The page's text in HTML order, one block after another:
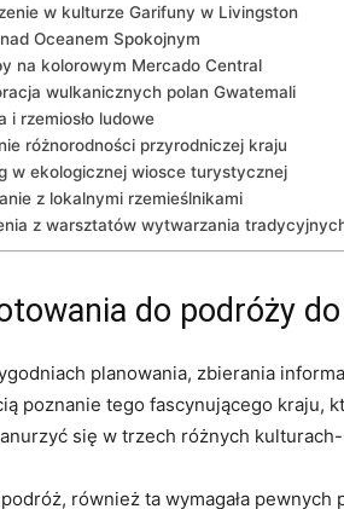
w kulturze Garifuny w Livingston
Oceanem Spokojnym
na kolorowym Mercado Central
wulkanicznych polan Gwatemali
i rzemiosło ludowe
różnorodności przyrodniczej kraju
w ekologicznej wiosce turystycznej
z lokalnymi rzemieślnikami
z warsztatów wytwarzania
do podróży
planowania, zbierania
poznanie tego fascynującego kraju,
się w trzech różnych
również ta wymagała